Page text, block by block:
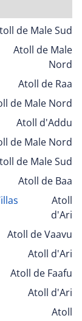
de Male Sud
Atoll de Male
Nord
Atoll de Raa
de Male Nord
Atoll d'Addu
de Male Nord
de Male Sud
Atoll de Baa
Atoll
d'Ari
Atoll de Vaavu
Atoll d'Ari
Atoll de Faafu
Atoll d'Ari
Atoll